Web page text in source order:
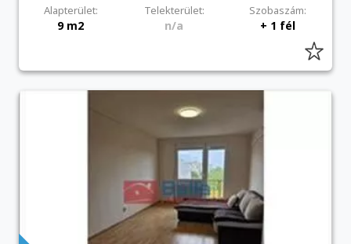
Alapterület: Telekterület: Szobaszám:
9 m2 n/a + 1 fél